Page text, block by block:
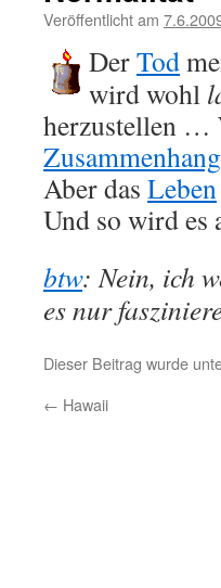
Veröffentlicht am
DerTod
wird wohl
herzustellen …
Zusammenhang
Aber das Leben
Und so wird es
btw: Nein, ich
es nur
Dieser Beitrag wurde
← Hawaii